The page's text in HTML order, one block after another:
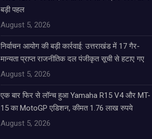
बड़ी पहल
August 5, 2026
निर्वाचन आयोग की बड़ी कार्रवाई: उत्तराखंड में 17 गैर-
मान्यता प्राप्त राजनीतिक दल पंजीकृत सूची से हटाए गए
August 5, 2026
एक बार फिर से लॉन्च हुआ Yamaha R15 V4 और MT-
15 का MotoGP एडिशन, कीमत 1.76 लाख रुपये
August 5, 2026